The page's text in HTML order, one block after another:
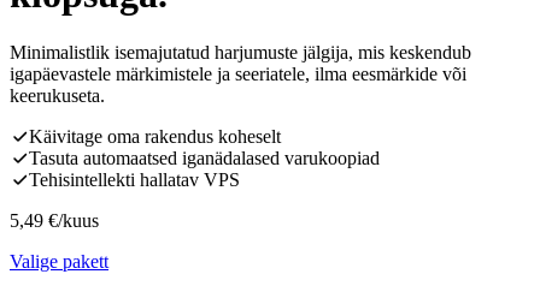
Minimalistlik isemajutatud harjumuste jälgija, mis keskendub
igapäevastele märkimistele ja seeriatele, ilma eesmärkide või
keerukuseta.
Käivitage oma rakendus koheselt
Tasuta automaatsed iganädalased varukoopiad
Tehisintellekti hallatav VPS
5,49 €/kuus
Valige pakett